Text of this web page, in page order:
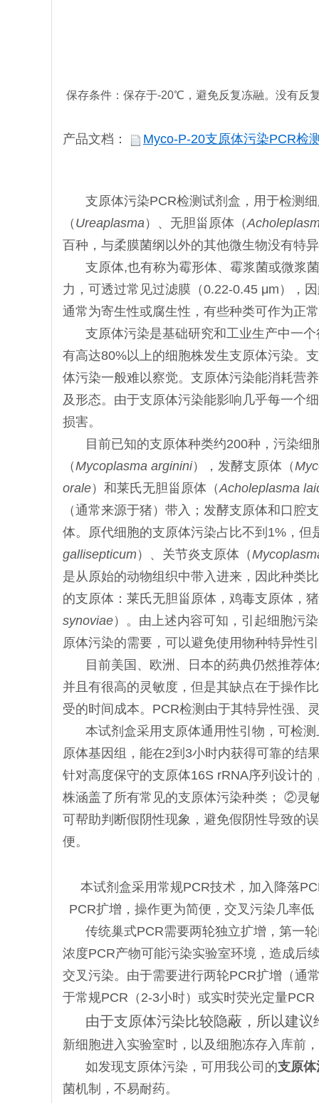
保存条件：保存于-20℃，避免反复冻融。没有反
产品文档： Myco-P-20支原体污染PCR检
支原体污染PCR检测试剂盒，用于检测
（ Ureaplasma）、无胆甾原体（
百种，与柔膜菌纲以外的其他微生物没有特
支原体,也有称为霉形体、霉浆菌或微浆
力，可透过常见过滤膜（0.22-0.45 μm），
通常为寄生性或腐生性，有些种类可作为正
支原体污染是基础研究和工业生产中一
有高达80%以上的细胞株发生支原体污染。
体污染一般难以察觉。支原体污染能消耗营
及形态。由于支原体污染能影响几乎每一个
损害。
目前已知的支原体种类约200种，污染
（Mycoplasma arginini），发酵支原体（
orale）和莱氏无胆甾原体（Acholeplasma
（通常来源于猪）带入；发酵支原体和口
体。原代细胞的支原体污染占比不到1%，
gallisepticum ）、关节炎支原体（
是从原始的动物组织中带入进来，因此种类
的支原体：莱氏无胆甾原体，鸡毒支原体，
synoviae）。由上述内容可知，引起细胞污
原体污染的需要，可以避免使用物种特异性
目前美国、欧洲、日本的药典仍然推荐
并且有很高的灵敏度，但是其缺点在于操作
受的时间成本。PCR检测由于其特异性强、
本试剂盒采用支原体通用性引物，可检
原体基因组，能在2到3小时内获得可靠的结
针对高度保守的支原体16S rRNA序列设计
株涵盖了所有常见的支原体污染种类； ②灵
可帮助判断假阴性现象，避免假阴性导致的
便。
本试剂盒采用常规PCR技术，加入降落
PCR扩增，操作更为简便，交叉污染几率低
传统巢式PCR需要两轮独立扩增，第一
浓度PCR产物可能污染实验室环境，造成后
交叉污染。由于需要进行两轮PCR扩增（通
于常规PCR（2-3小时）或实时荧光定量PCR
由于支原体污染比较隐蔽，所以建
新细胞进入实验室时，以及细胞冻存入库前
如发现支原体污染，可用我公司的支原
菌机制，不易耐药。